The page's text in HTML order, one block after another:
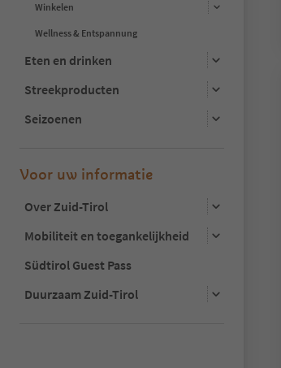
Winkelen
Wellness & Entspannung
Eten en drinken
Streekproducten
Seizoenen
Voor uw informatie
Over Zuid-Tirol
Mobiliteit en toegankelijkheid
Südtirol Guest Pass
Duurzaam Zuid-Tirol